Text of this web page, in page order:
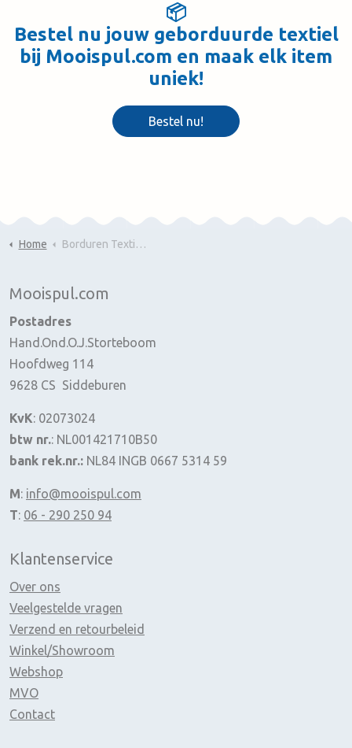
📦
Bestel nu jouw geborduurde textiel
bij Mooispul.com en maak elk item
uniek!
Bestel nu!
Home Borduren Textiel Cadeaus
Mooispul.com
Postadres
Hand.Ond.O.J.Storteboom
Hoofdweg 114
9628 CS Siddeburen
KvK: 02073024
btw nr.: NL001421710B50
bank rek.nr.: NL84 INGB 0667 5314 59
M: info@mooispul.com
T: 06 - 290 250 94
Klantenservice
Over ons
Veelgestelde vragen
Verzend en retourbeleid
Winkel/Showroom
Webshop
MVO
Contact